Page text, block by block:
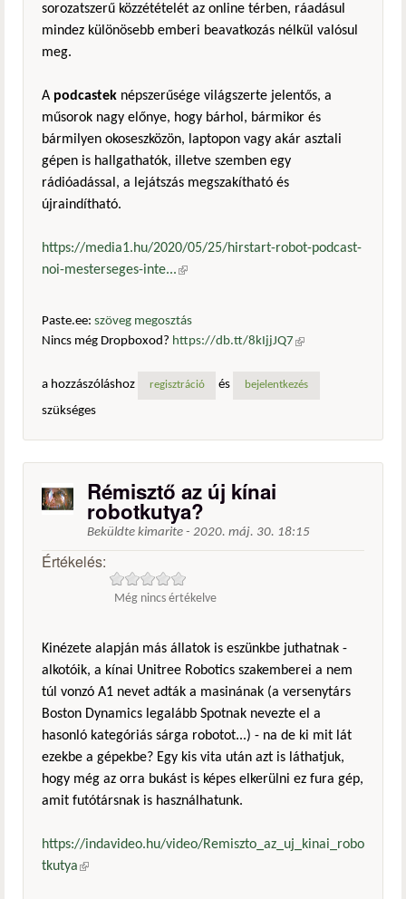
sorozatszerű közzétételét az online térben, ráadásul
mindez különösebb emberi beavatkozás nélkül valósul
meg.
A podcastek népszerűsége világszerte jelentős, a
műsorok nagy előnye, hogy bárhol, bármikor és
bármilyen okoseszközön, laptopon vagy akár asztali
gépen is hallgathatók, illetve szemben egy
rádióadással, a lejátszás megszakítható és
újraindítható.
https://media1.hu/2020/05/25/hirstart-robot-podcast-
noi-mesterseges-inte...(külső hivatkozás)
Paste.ee: szöveg megosztás
Nincs még Dropboxod? https://db.tt/8kIjjJQ7 (külső
a hozzászóláshoz
regisztráció és bejelentkezés
szükséges
Rémisztő az új kínai
robotkutya?
Beküldte kimarite - 2020. máj. 30. 18:15
Értékelés:
Még nincs értékelve
Kinézete alapján más állatok is eszünkbe juthatnak -
alkotóik, a kínai Unitree Robotics szakemberei a nem
túl vonzó A1 nevet adták a masinának (a versenytárs
Boston Dynamics legalább Spotnak nevezte el a
hasonló kategóriás sárga robotot...) - na de ki mit lát
ezekbe a gépekbe? Egy kis vita után azt is láthatjuk,
hogy még az orra bukást is képes elkerülni ez fura gép,
amit futótársnak is használhatunk.
https://indavideo.hu/video/Remiszto_az_uj_kinai_robo
tkutya(külső hivatkozás)